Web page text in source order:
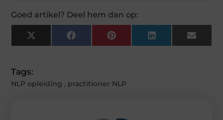
Goed artikel? Deel hem dan op:
X
(Twitter)
FacebookPinterestLinkedInEmail
Tags:
NLP opleiding , practitioner NLP